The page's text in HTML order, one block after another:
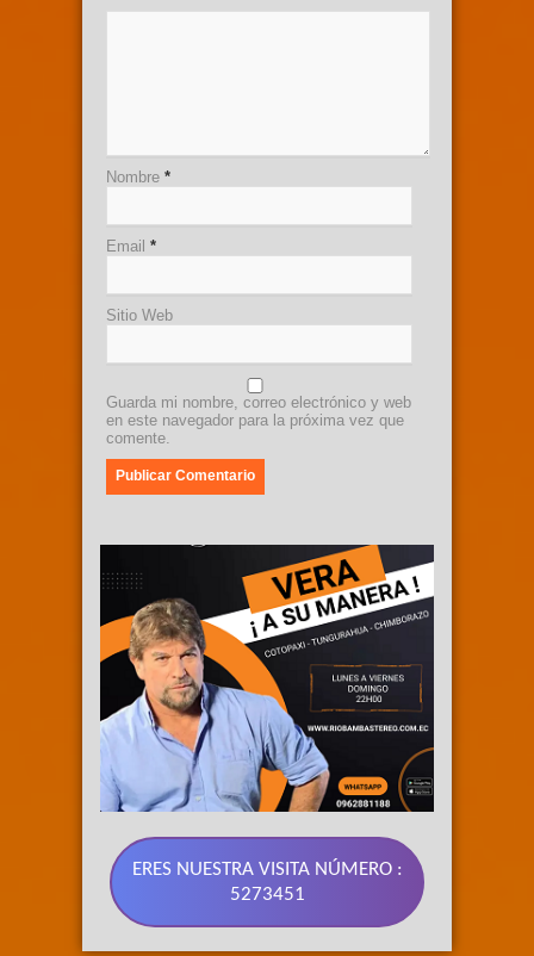
Nombre *
Email *
Sitio Web
Guarda mi nombre, correo electrónico y web
en este navegador para la próxima vez que
comente.
ERES NUESTRA VISITA NÚMERO :
5273451